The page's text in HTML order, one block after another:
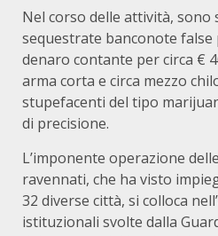
Nel corso delle attività,
sequestrate banconote false
denaro contante per circa €
arma corta e circa mezzo
stupefacenti del tipo
di precisione.
L’imponente operazione
ravennati, che ha visto
32 diverse città, si colloca
istituzionali svolte dalla